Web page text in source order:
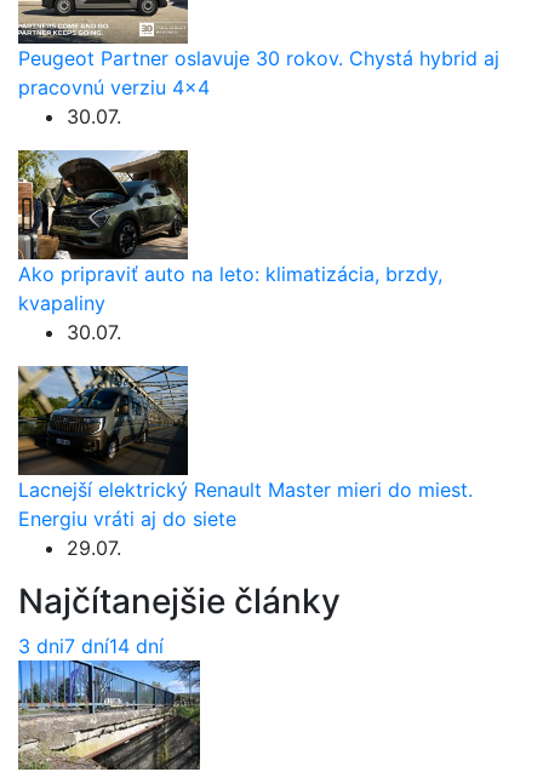
Peugeot Partner oslavuje 30 rokov. Chystá hybrid aj
pracovnú verziu 4×4
30.07.
Ako pripraviť auto na leto: klimatizácia, brzdy,
kvapaliny
30.07.
Lacnejší elektrický Renault Master mieri do miest.
Energiu vráti aj do siete
29.07.
Najčítanejšie články
3 dni7 dní14 dní